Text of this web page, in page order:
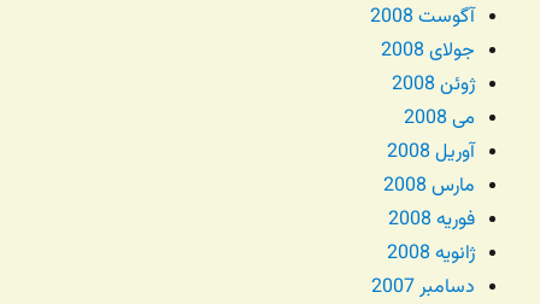
آگوست 2008
جولای 2008
ژوئن 2008
می 2008
آوریل 2008
مارس 2008
فوریه 2008
ژانویه 2008
دسامبر 2007